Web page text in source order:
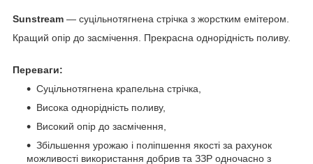
Sunstream ― суцільнотягнена стрічка з жорстким емітером.
Кращий опір до засмічення. Прекрасна однорідність поливу.
Переваги:
Суцільнотягнена крапельна стрічка,
Висока однорідність поливу,
Високий опір до засмічення,
Збільшення урожаю і поліпшення якості за рахунок
можливості використання добрив та ЗЗР одночасно з